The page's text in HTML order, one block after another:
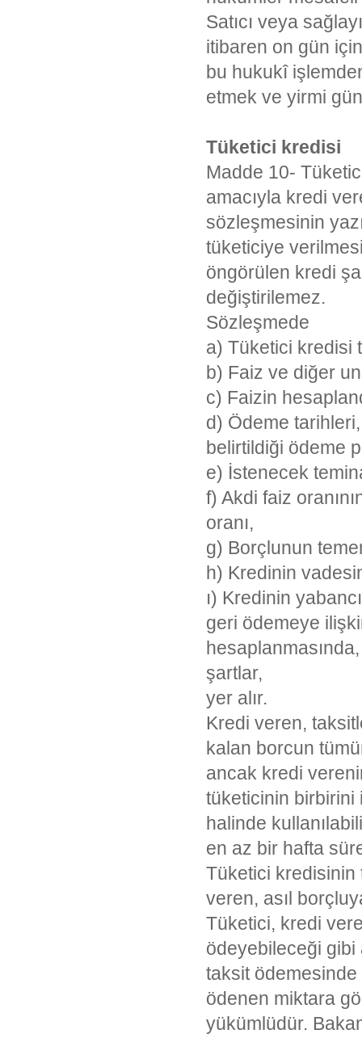
Satıcı veya
itibaren on gün
bu hukukî
etmek ve yirmi
Tüketici kredisi
Madde 10-
amacıyla kredi
sözleşmesinin
tüketiciye
öngörülen kredi
değiştirilemez.
Sözleşmede
a) Tüketici kredisi
b) Faiz ve diğer
c) Faizin
d) Ödeme
belirtildiği ödeme
e) İstenecek
f) Akdi faiz
oranı,
g) Borçlunun
h) Kredinin
ı) Kredinin
geri ödemeye
şartlar,
yer alır.
Kredi veren,
kalan borcun
ancak kredi
tüketicinin birbirini
halinde
en az bir hafta
Tüketici kredisinin
veren, asıl
Tüketici, kredi
ödeyebileceği gibi
taksit
ödenen miktara
yükümlüdür.